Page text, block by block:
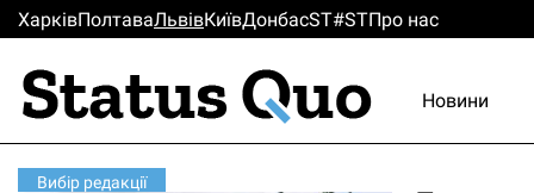
ХарківПолтаваЛьвiвКиïвДонбасST#STПро нас
Новини
Вибір редакції